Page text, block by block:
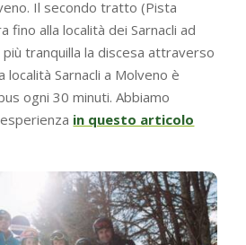
Il secondo tratto (Pista
fino alla località dei Sarnacli ad
più tranquilla la discesa attraverso
Sarnacli a Molveno è
ogni 30 minuti. Abbiamo
in questo articolo